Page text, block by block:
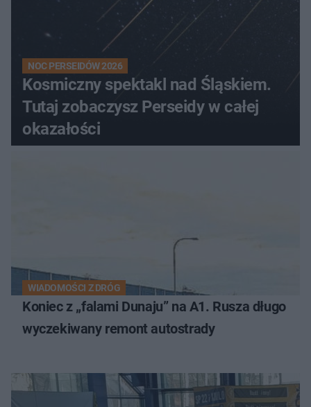
NOC PERSEIDÓW 2026
Kosmiczny spektakl nad Śląskiem.
Tutaj zobaczysz Perseidy w całej
okazałości
WIADOMOŚCI Z DRÓG
Koniec z „falami Dunaju” na A1. Rusza długo
wyczekiwany remont autostrady